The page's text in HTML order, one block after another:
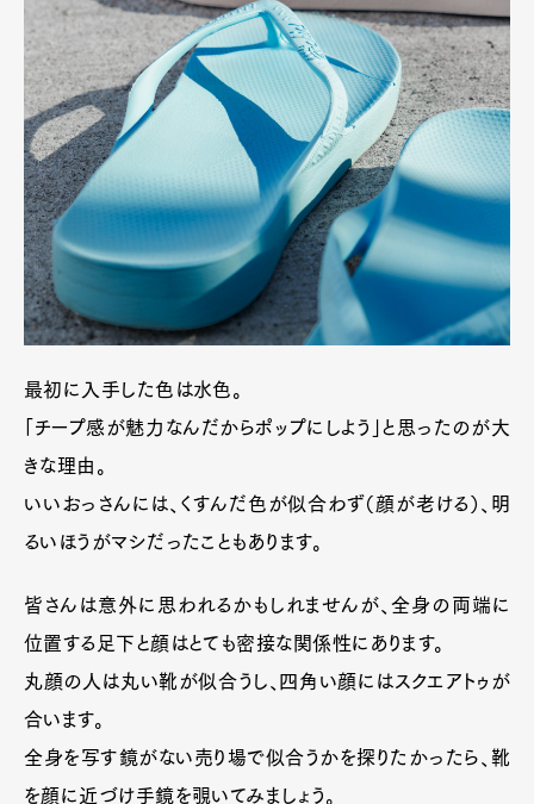
最初に入手した色は水色。
「チープ感が魅力なんだからポップにしよう」と思ったのが大
きな理由。
いいおっさんには、くすんだ色が似合わず（顔が老ける）、明
るいほうがマシだったこともあります。
皆さんは意外に思われるかもしれませんが、全身の両端に
位置する足下と顔はとても密接な関係性にあります。
丸顔の人は丸い靴が似合うし、四角い顔にはスクエアトゥが
合います。
全身を写す鏡がない売り場で似合うかを探りたかったら、靴
を顔に近づけ手鏡を覗いてみましょう。